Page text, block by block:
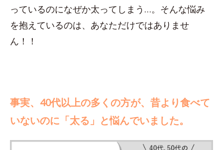
っているのになぜか太ってしまう…。そんな悩み
を抱えているのは、あなただけではありませ
ん！！
事実、40代以上の多くの方が、昔より食べて
いないのに「太る」と悩んでいました。